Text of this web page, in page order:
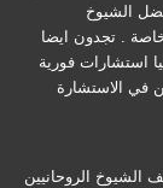
الشيوخ
. تجدون ايضا
استشارات فورية
في الاستشارة
الشيوخ الروحانيين